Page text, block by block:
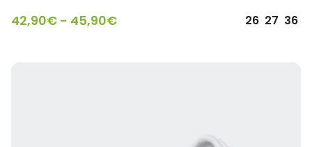
42,90€ - 45,90€ 26 27 36